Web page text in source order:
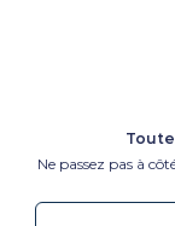
Ne passez pas à